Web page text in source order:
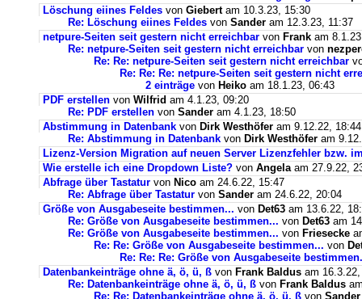
Löschung eiines Feldes von Giebertam 10.3.23, 15:30
Re: Löschung eiines Feldes von Sander am 12.3.23, 11:37
netpure-Seiten seit gestern nicht erreichbar von Frank am
Re: netpure-Seiten seit gestern nicht erreichbar von
Re: Re: netpure-Seiten seit gestern nicht erreichbar
Re: Re: Re: netpure-Seiten seit gestern nicht
2 einträge von Heiko am 18.1.23, 06:43
PDF erstellen von Wilfrid am 4.1.23, 09:20
Re: PDF erstellen von Sander am 4.1.23, 18:50
Abstimmung in Datenbank von Dirk Westhöfer am 9.12.22, 18:44
Re: Abstimmung in Datenbank von Dirk Westhöfer am
Lizenz-Version Migration auf neuen Server Lizenzfehler bzw.
Wie erstelle ich eine Dropdown Liste? von Angela am 27.9.22,
Abfrage über Tastatur von Nico am 24.6.22, 15:47
Re: Abfrage über Tastatur von Sander am 24.6.22, 20:04
Größe von Ausgabeseite bestimmen... von Det63 am 13.6.22,
Re: Größe von Ausgabeseite bestimmen... von Det63 am
Re: Größe von Ausgabeseite bestimmen... von Friesecke
Re: Re: Größe von Ausgabeseite bestimmen... von
Re: Re: Re: Größe von Ausgabeseite
Datenbankeinträge ohne ä, ö, ü, ß von Frank Baldus am
Re: Datenbankeinträge ohne ä, ö, ü, ß von Frank Baldus
Re: Re: Datenbankeinträge ohne ä, ö, ü, ß von Sander